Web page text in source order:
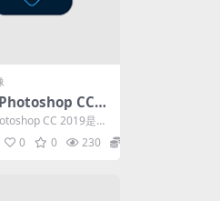
CC
软件）2019 2
破解便携式版
CC 2019是用
图形的程序的新版
0 0 230